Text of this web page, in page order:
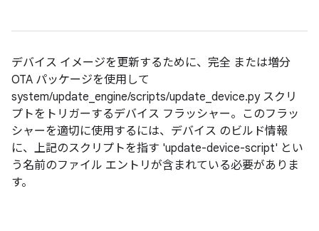
デバイス イメージを更新するために、完全 または増分
OTA パッケージを使用して
system/update_engine/scripts/update_device.py スクリ
プトをトリガーするデバイス フラッシャー。このフラッ
シャーを適切に使用するには、デバイス のビルド情報
に、上記のスクリプトを指す 'update-device-script' とい
う名前のファイル エントリが含まれている必要がありま
す。